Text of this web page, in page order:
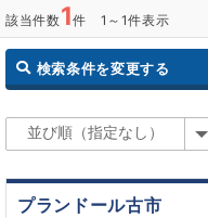
該当件数1件 1～1件表示
検索条件を変更する
プランドール古市